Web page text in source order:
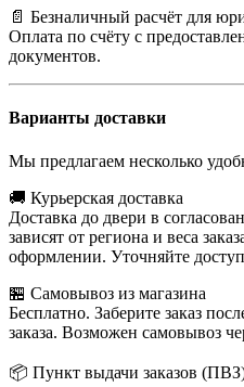
📄 Безналичный расчёт для
Оплата по счёту с
документов.
Варианты доставки
Мы предлагаем несколько
🚚 Курьерская доставка
Доставка до двери в
зависят от региона и веса
оформлении. Уточняйте
🏪 Самовывоз из магазина
Бесплатно. Заберите заказ
заказа. Возможен самовывоз
📦 Пункт выдачи заказов